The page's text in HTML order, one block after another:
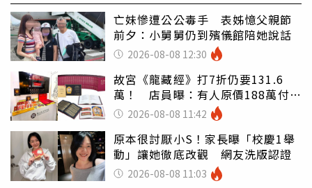
亡妹慘遭公公毒手 表姊憶父親節
前夕：小舅舅仍到殯儀館陪她說話
2026-08-08 12:30
故宮《龍藏經》打7折仍要131.6
萬！ 店員曝：有人原價188萬付現
購買2026-08-08 11:42
原本很討厭小S！家長曝「校慶1舉
動」讓她徹底改觀 網友洗版認證
2026-08-08 11:03